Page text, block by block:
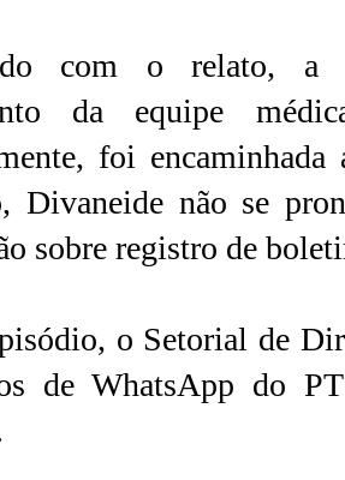
com o relato, a
da equipe
foi
Divaneide não se
sobre registro de
o Setorial de
de WhatsApp do